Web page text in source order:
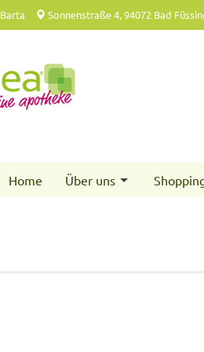
Sonnenstraße 4, 94072 Bad
Home Über uns